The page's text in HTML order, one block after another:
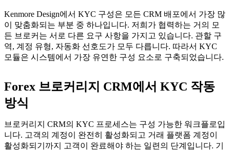
Kenmore Design에서 KYC 구성은 모든 CRM 배포에서 가장 많
이 맞춤화되는 부분 중 하나입니다. 저희가 협력하는 거의 모
든 브로커는 서로 다른 요구 사항을 가지고 있습니다. 관할 구
역, 계정 유형, 자동화 선호도가 모두 다릅니다. 따라서 KYC
모듈은 시스템에서 가장 유연한 구성 요소로 구축되었습니다.
Forex 브로커리지 CRM에서 KYC 작동
방식
브로커리지 CRM의 KYC 프로세스는 구성 가능한 워크플로입
니다. 고객의 계정이 완전히 활성화되고 거래 플랫폼 계정이
활성화되기까지 고객이 완료해야 하는 일련의 단계입니다. 기